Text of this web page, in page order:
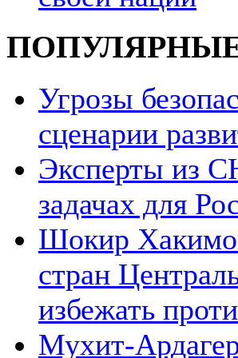
Угрозы
сценарии
Эксперты из
задачах для
Шокир
стран
избежать
Мухит-